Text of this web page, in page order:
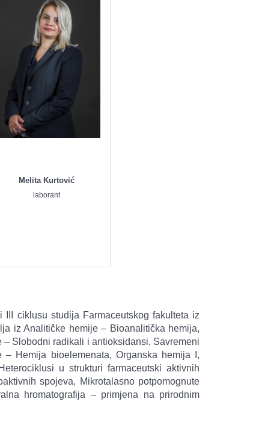
Melita Kurtović
laborant
ciklusu studija Farmaceutskog fakulteta iz
iz Analitičke hemije – Bioanalitička hemija,
Slobodni radikali i antioksidansi, Savremeni
Hemija bioelemenata, Organska hemija I,
u strukturi farmaceutski aktivnih
spojeva, Mikrotalasno potpomognute
hromatografija – primjena na prirodnim